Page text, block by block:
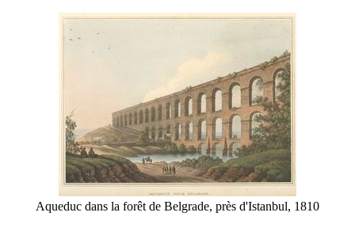
Aqueduc dans la forêt de Belgrade, près d'Istanbul, 1810